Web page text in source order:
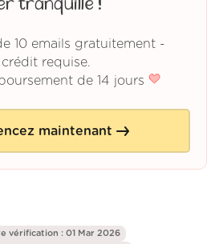
tranquille !
10 emails gratuitement -
requise.
de 14 jours
maintenant
vérification : 01 Mar 2026